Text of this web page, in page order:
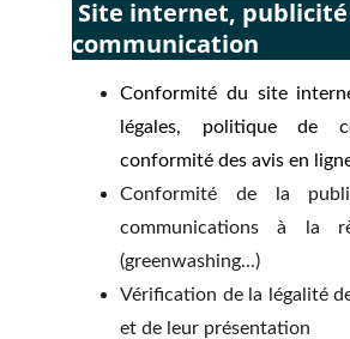
communication
Conformité du site
légales, politique de
conformité des avis en
Conformité de la
communications à la
(greenwashing...)
Vérification de la légalité
et de leur présentation